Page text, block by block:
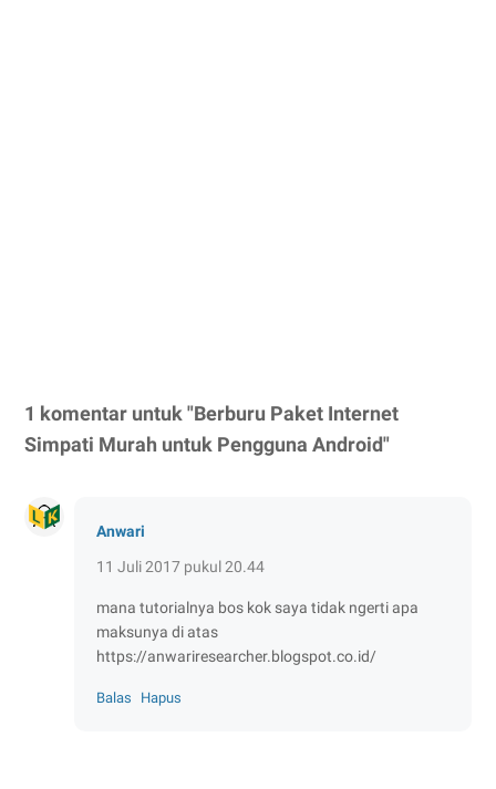
1 komentar untuk "Berburu Paket Internet
Simpati Murah untuk Pengguna Android"
Anwari
11 Juli 2017 pukul 20.44
mana tutorialnya bos kok saya tidak ngerti apa
maksunya di atas
https://anwariresearcher.blogspot.co.id/
Balas Hapus